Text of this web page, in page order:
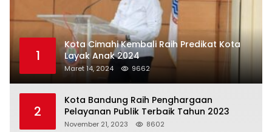
1
Kota Cimahi Kembali Raih Predikat Kota
Layak Anak 2024
Maret 14, 2024 9662
2
Kota Bandung Raih Penghargaan
Pelayanan Publik Terbaik Tahun 2023
November 21, 2023 8602